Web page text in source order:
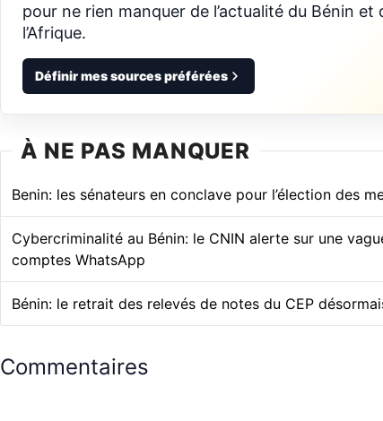
pour ne rien manquer de l’actualité du Bénin et
l’Afrique.
Définir mes sources préférées
À NE PAS MANQUER
Benin: les sénateurs en conclave pour l’élection des
Cybercriminalité au Bénin: le CNIN alerte sur une
comptes WhatsApp
Bénin: le retrait des relevés de notes du CEP
Commentaires